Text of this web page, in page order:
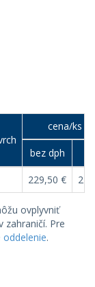
cena/ks
bez dph
229,50 €
ovplyvniť
zahraničí. Pre
.